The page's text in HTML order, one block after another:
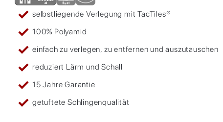
selbstliegende Verlegung mit TacTiles®
100% Polyamid
einfach zu verlegen, zu entfernen und auszutauschen
reduziert Lärm und Schall
15 Jahre Garantie
getuftete Schlingenqualität